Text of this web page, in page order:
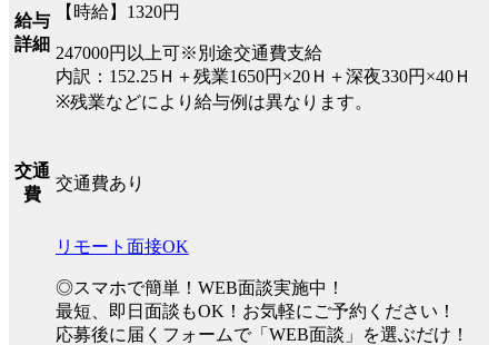
給与
詳細
【時給】1320円
247000円以上可※別途交通費支給
内訳：152.25Ｈ＋残業1650円×20Ｈ＋深夜330円×40Ｈ
※残業などにより給与例は異なります。
交通
費
交通費あり
リモート面接OK
◎スマホで簡単！WEB面談実施中！
最短、即日面談もOK！お気軽にご予約ください！
応募後に届くフォームで「WEB面談」を選ぶだけ！